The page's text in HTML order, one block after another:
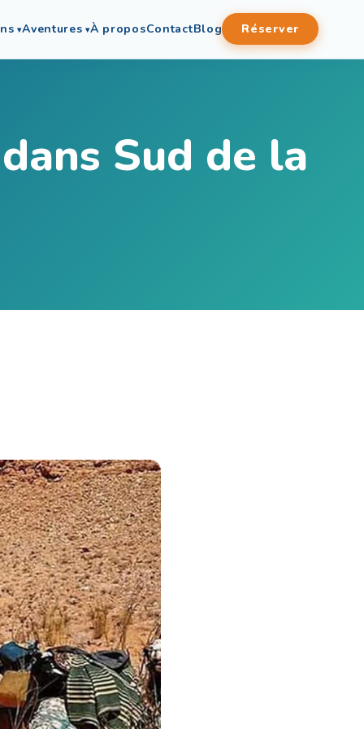
Aventures À proposContactBlog Réserver
Sud de la